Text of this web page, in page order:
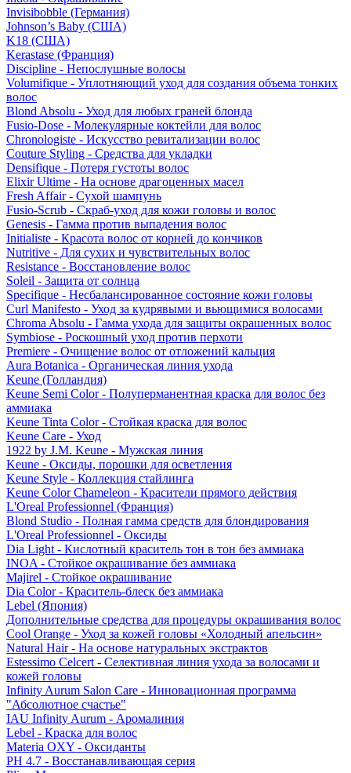
Invisibobble (Германия)
Johnson’s Baby (США)
K18 (США)
Kerastase (Франция)
Discipline - Непослушные волосы
Volumifique - Уплотняющий уход для создания объема тонких
волос
Blond Absolu - Уход для любых граней блонда
Fusio-Dose - Молекулярные коктейли для волос
Chronologiste - Искусство ревитализации волос
Couture Styling - Средства для укладки
Densifique - Потеря густоты волос
Elixir Ultime - На основе драгоценных масел
Fresh Affair - Сухой шампунь
Fusio-Scrub - Скраб-уход для кожи головы и волос
Genesis - Гамма против выпадения волос
Initialiste - Красота волос от корней до кончиков
Nutritive - Для сухих и чувствительных волос
Resistance - Восстановление волос
Soleil - Защита от солнца
Specifique - Несбалансированное состояние кожи головы
Curl Manifesto - Уход за кудрявыми и вьющимися волосами
Chroma Absolu - Гамма ухода для защиты окрашенных волос
Symbiose - Роскошный уход против перхоти
Premiere - Очищение волос от отложений кальция
Aura Botanica - Органическая линия ухода
Keune (Голландия)
Keune Semi Color - Полуперманентная краска для волос без
аммиака
Keune Tinta Color - Стойкая краска для волос
Keune Care - Уход
1922 by J.M. Keune - Мужская линия
Keune - Оксиды, порошки для осветления
Keune Style - Коллекция стайлинга
Keune Color Chameleon - Красители прямого действия
L'Oreal Professionnel (Франция)
Blond Studio - Полная гамма средств для блондирования
L'Oreal Professionnel - Оксиды
Dia Light - Кислотный краситель тон в тон без аммиака
INOA - Стойкое окрашивание без аммиака
Majirel - Стойкое окрашивание
Dia Color - Краситель-блеск без аммиака
Lebel (Япония)
Дополнительные средства для процедуры окрашивания волос
Cool Orange - Уход за кожей головы «Холодный апельсин»
Natural Hair - На основе натуральных экстрактов
Estessimo Celcert - Селективная линия ухода за волосами и
кожей головы
Infinity Aurum Salon Care - Инновационная программа
"Абсолютное счастье"
IAU Infinity Aurum - Аромалиния
Lebel - Краска для волос
Materia OXY - Оксиданты
PH 4.7 - Восстанавливающая серия